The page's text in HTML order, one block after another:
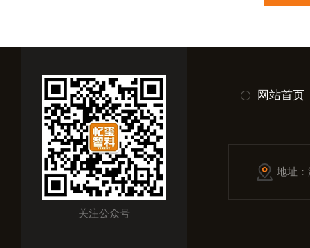
关注公众号
网站首页
地址：